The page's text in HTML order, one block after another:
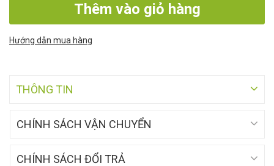
Thêm vào giỏ hàng
Hướng dẫn mua hàng
THÔNG TIN
CHÍNH SÁCH VẬN CHUYỂN
CHÍNH SÁCH ĐỔI TRẢ